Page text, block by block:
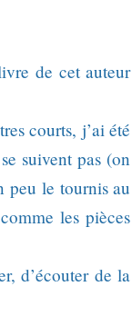
de cet auteur
courts, j’ai été
suivent pas (on
peu le tournis au
les pièces
d’écouter de la